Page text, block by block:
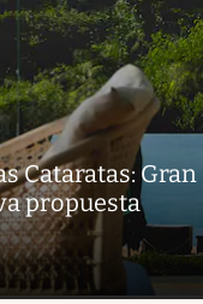
Cataratas: Gran
propuesta